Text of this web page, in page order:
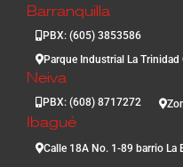
Barranquilla
PBX: (605) 3853586
Parque Industrial La
Neiva
PBX: (608) 8717272
Ibagué
Calle 18A No. 1-89 barrio La